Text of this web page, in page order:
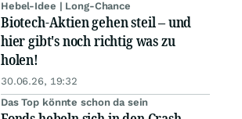
Hebel-Idee | Long-Chance
Biotech-Aktien gehen steil – und
hier gibt's noch richtig was zu
holen!
30.06.26, 19:32
Das Top könnte schon da sein